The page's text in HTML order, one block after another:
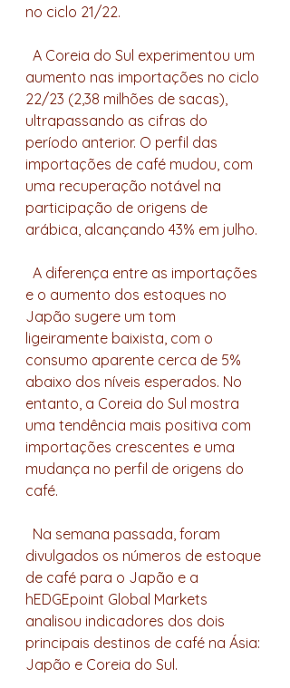
no ciclo 21/22.
aumento nas importações no ciclo
22/23 (2,38 milhões de sacas),
ultrapassando as cifras do
período anterior. O perfil das
importações de café mudou, com
uma recuperação notável na
participação de origens de
arábica, alcançando 43% em julho.
e o aumento dos estoques no
Japão sugere um tom
ligeiramente baixista, com o
consumo aparente cerca de 5%
abaixo dos níveis esperados. No
entanto, a Coreia do Sul mostra
uma tendência mais positiva com
importações crescentes e uma
mudança no perfil de origens do
café.
divulgados os números de estoque
de café para o Japão e a
hEDGEpoint Global Markets
analisou indicadores dos dois
principais destinos de café na Ásia:
Japão e Coreia do Sul.